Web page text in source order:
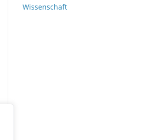
Wissenschaft